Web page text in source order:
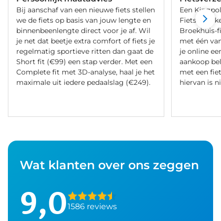
Bij aanschaf van een nieuwe fiets stellen
we de fiets op basis van jouw lengte en
binnenbeenlengte direct voor je af. Wil
je net dat beetje extra comfort of fiets je
regelmatig sportieve ritten dan gaat de
Short fit (€99) een stap verder. Met een
Complete fit met 3D-analyse, haal je het
maximale uit iedere pedaalslag (€249).
Een
Broekhuis-
met één
je online
aankoop
met een
hiervan is
Wat klanten over ons zeggen
9,01586 reviews